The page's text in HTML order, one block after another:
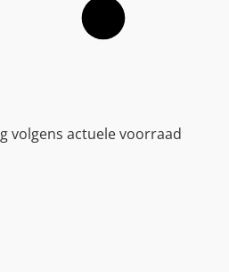
volgens actuele voorraad